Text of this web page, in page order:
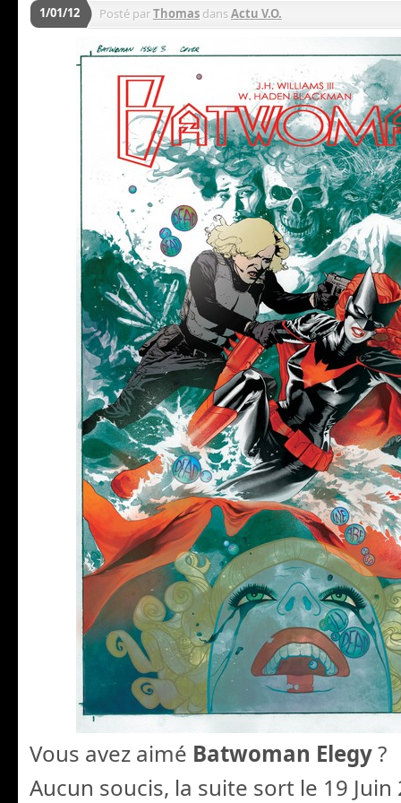
1/01/12 Posté parThomas dansActu V.O.
Vous avez aimé Batwoman Elegy?
Aucun soucis, la suite sort le 19 Juin